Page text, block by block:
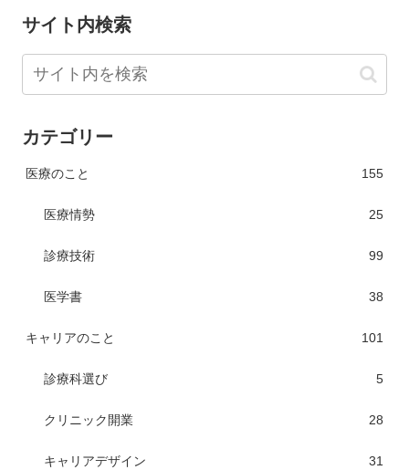
サイト内検索
カテゴリー
医療のこと 155
医療情勢 25
診療技術 99
医学書 38
キャリアのこと 101
診療科選び 5
クリニック開業 28
キャリアデザイン 31